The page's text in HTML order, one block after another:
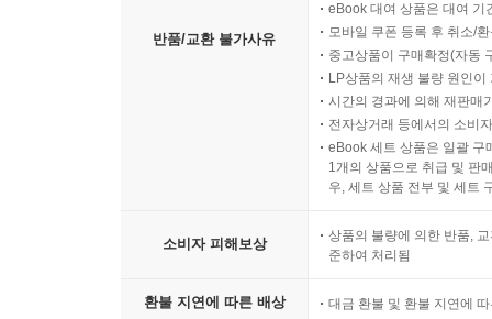
반품/교환 불가사유
eBook 대여 상품은 대여 기
모바일 쿠폰 등록 후 취소/
중고상품이 구매확정(자동
LP상품의 재생 불량 원인
시간의 경과에 의해 재판매
전자상거래 등에서의 소비
eBook 세트 상품은 일괄 구
1개의 상품으로 취급 및 판
우, 세트 상품 전부 및 세트
소비자 피해보상
상품의 불량에 의한 반품,
준하여 처리됨
환불 지연에 따른 배상 대금 환불 및 환불 지연에